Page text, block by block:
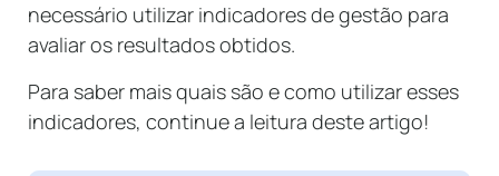
necessário utilizar indicadores de gestão para
avaliar os resultados obtidos.
Para saber mais quais são e como utilizar esses
indicadores, continue a leitura deste artigo!